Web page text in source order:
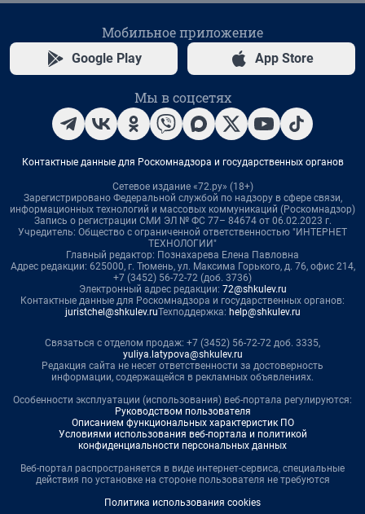
Мобильное приложение
Google Play App Store
Мы в соцсетях
Контактные данные для Роскомнадзора и государственных органов
Сетевое издание «72.ру» (18+)
Зарегистрировано Федеральной службой по надзору в сфере связи,
информационных технологий и массовых коммуникаций (Роскомнадзор)
Запись о регистрации СМИ ЭЛ № ФС 77– 84674 от 06.02.2023 г.
Учредитель: Общество с ограниченной ответственностью "ИНТЕРНЕТ
ТЕХНОЛОГИИ"
Главный редактор: Познахарева Елена Павловна
Адрес редакции: 625000, г. Тюмень, ул. Максима Горького, д. 76, офис 214,
+7 (3452) 56-72-72 (доб. 3736)
Электронный адрес редакции: 72@shkulev.ru
Контактные данные для Роскомнадзора и государственных органов:
juristchel@shkulev.ruТехподдержка: help@shkulev.ru
Связаться с отделом продаж: +7 (3452) 56-72-72 доб. 3335,
yuliya.latypova@shkulev.ru
Редакция сайта не несет ответственности за достоверность
информации, содержащейся в рекламных объявлениях.
Особенности эксплуатации (использования) веб-портала регулируются:
Руководством пользователя
Описанием функциональных характеристик ПО
Условиями использования веб-портала и политикой
конфиденциальности персональных данных
Веб-портал распространяется в виде интернет-сервиса, специальные
действия по установке на стороне пользователя не требуются
Политика использования cookies